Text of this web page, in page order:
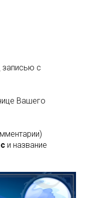
записью с
Вашего
и название